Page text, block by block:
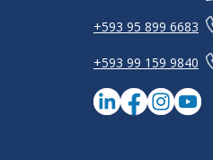
+593 95 899 6683
+593 99 159 9840